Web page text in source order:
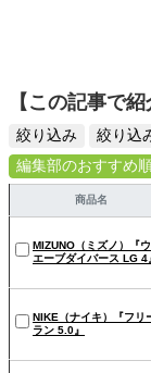
【この記事で
絞り込み
絞り込
編集部のおすすめ
商品名
MIZUNO（ミズノ）『ウ
エーブダイバース LG 4
NIKE（ナイキ）『フリ
ラン 5.0』